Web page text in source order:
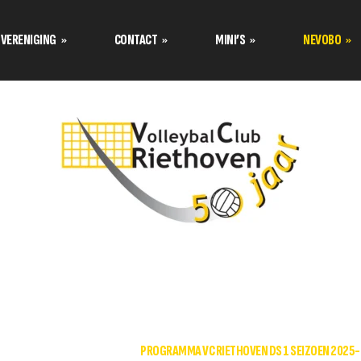
VERENIGING
Bestuur stelt zich voor
Aannamebeleid
CONTACT
Formulier inschrijven
Formulier meetrainen
MINI’S
Mini van de maand
Teamindeling Seizoen 2025-
2026 Volley Stars Mini’s
NEVOBO
Teamindeling Nevobo
PROGRAMMA VC RIETHOVEN DS 1 SEIZOEN